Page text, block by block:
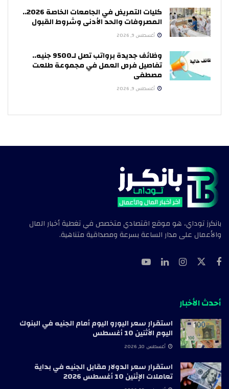
كليات التمريض في الجامعات الخاصة 2026..
المصروفات والحد الأدنى وشروط القبول
أغسطس 9, 2026
وظائف جديدة برواتب تصل لـ9500 جنيه..
تفاصيل فرص العمل في مجموعة طلعت
مصطفى
أغسطس 9, 2026
بانكرز توداي، هو موقع اقتصادي متخصص في تغطية أخبار المال
والأعمال على مدار الساعة بسرعة ومصداقية متناهية.
أحدث الأخبار
استقرار سعر اليورو اليوم أمام الجنيه في البنوك
اليوم الأثنين 10 أغسطس
أغسطس 10, 2026
استقرار سعر الدولار مقابل الجنيه في بداية
تعاملات الإثنين 10 أغسطس 2026